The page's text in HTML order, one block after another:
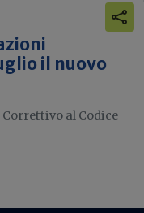
il nuovo
al Codice